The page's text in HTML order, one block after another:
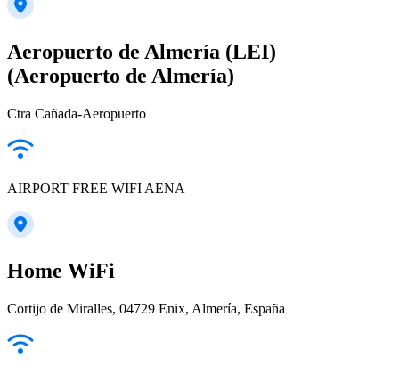
Aeropuerto de Almería (LEI)
(Aeropuerto de Almería)
Ctra Cañada-Aeropuerto
AIRPORT FREE WIFI AENA
Home WiFi
Cortijo de Miralles, 04729 Enix, Almería, España